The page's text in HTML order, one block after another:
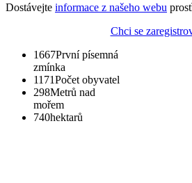
Dostávejte informace z našeho webu
Chci se
1667První písemná
zmínka
1171Počet obyvatel
298Metrů nad
mořem
740hektarů